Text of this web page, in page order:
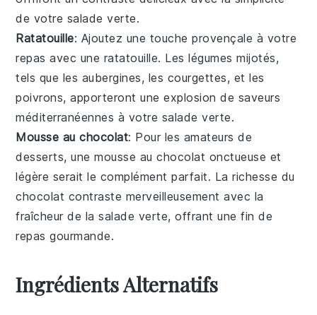
de votre salade verte.
Ratatouille: Ajoutez une touche provençale à votre
repas avec une ratatouille. Leslégumes mijotés,
tels que les aubergines, les courgettes, et les
poivrons, apporteront une explosion de saveurs
méditerranéennes à votre salade verte.
Mousse au chocolat: Pour les amateurs de
desserts, unemousse au chocolat onctueuse et
légère serait le complément parfait. La richesse du
chocolat contraste merveilleusement avec la
fraîcheur de lasalade verte, offrant une fin de
repas gourmande.
Ingrédients Alternatifs